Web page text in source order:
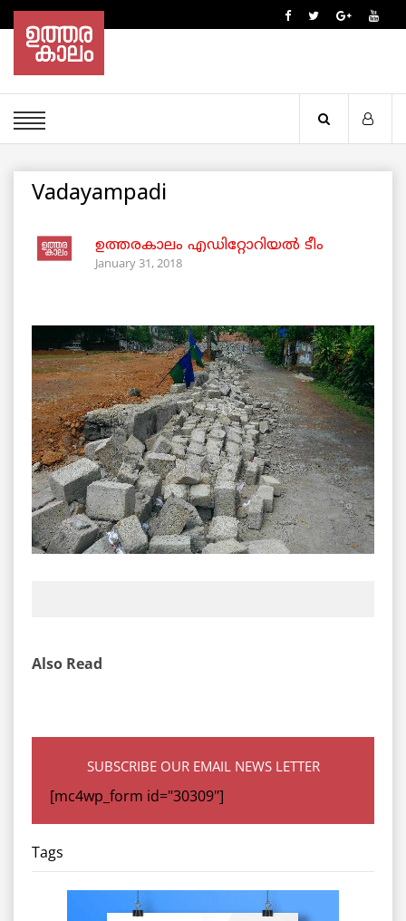
Vadayampadi
ഉത്തരകാലം എഡിറ്റോറിയല്‍ ടീം
January 31, 2018
Also Read
SUBSCRIBE OUR EMAIL NEWS LETTER
[mc4wp_form id="30309"]
Tags